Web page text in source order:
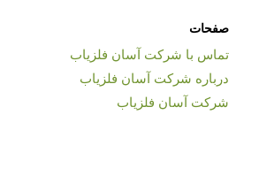
صفحات
تماس با شرکت آسان فلزیاب
درباره شرکت آسان فلزیاب
شرکت آسان فلزیاب